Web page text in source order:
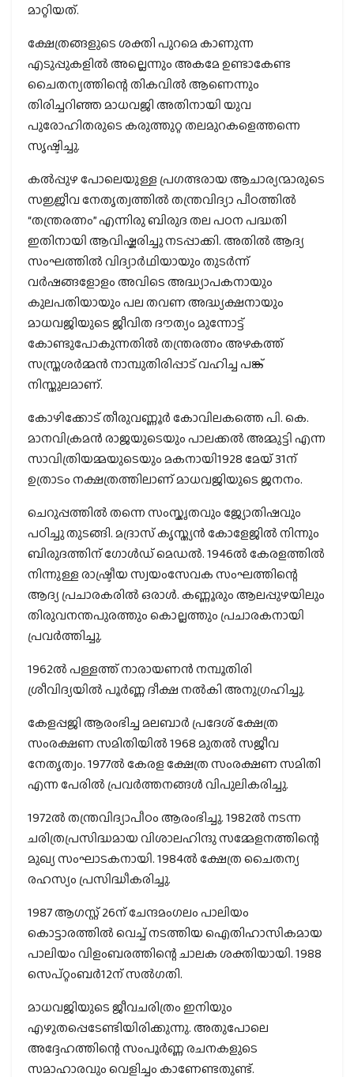
മാറ്റിയത്.
ക്ഷേത്രങ്ങളുടെ ശക്തി പുറമെ കാണുന്ന
എടുപ്പുകളിൽ അല്ലെന്നും അകമേ ഉണ്ടാകേണ്ട
ചൈതന്യത്തിന്റെ തികവിൽ ആണെന്നും
തിരിച്ചറിഞ്ഞ മാധവജി അതിനായി യുവ
പുരോഹിതരുടെ കരുത്തുറ്റ തലമുറകളെത്തന്നെ
സൃഷ്ടിച്ചു.
കൽപ്പുഴ പോലെയുള്ള പ്രഗത്ഭരായ ആചാര്യന്മാരുടെ
സജ്ജീവ നേതൃത്വത്തിൽ തന്ത്രവിദ്യാ പീഠത്തിൽ
“തന്ത്രരത്നം” എന്നിരു ബിരുദ തല പഠന പദ്ധതി
ഇതിനായി ആവിഷ്കരിച്ചു നടപ്പാക്കി. അതിൽ ആദ്യ
സംഘത്തിൽ വിദ്യാർഥിയായും തുടർന്ന്
വർഷങ്ങളോളം അവിടെ അദ്ധ്യാപകനായും
കുലപതിയായും പല തവണ അദ്ധ്യക്ഷനായും
മാധവജിയുടെ ജീവിത ദൗത്യം മുന്നോട്ട്
കോണ്ടുപോകുന്നതിൽ തന്ത്രരത്നം അഴകത്ത്
സസ്ത്രശർമ്മൻ നാമ്പുതിരിപ്പാട് വഹിച്ച പങ്ക്
നിസ്തുലമാണ്.
കോഴിക്കോട് തീരുവണ്ണൂർ കോവിലകത്തെ പി. കെ.
മാനവിക്രമൻ രാജയുടെയും പാലക്കൽ അമ്മുട്ടി എന്ന
സാവിത്രിയമ്മയുടെയും മകനായി1928 മേയ് 31ന്
ഉത്രാടം നക്ഷത്രത്തിലാണ് മാധവജിയുടെ ജനനം.
ചെറുപ്പത്തിൽ തന്നെ സംസ്കൃതവും ജ്യോതിഷവും
പഠിച്ചു തുടങ്ങി. മദ്രാസ് കൃസ്ത്യൻ കോളേജിൽ നിന്നും
ബിരുദത്തിന് ഗോൾഡ് മെഡൽ. 1946ൽ കേരളത്തിൽ
നിന്നുള്ള രാഷ്ട്രീയ സ്വയംസേവക സംഘത്തിന്റെ
ആദ്യ പ്രചാരകരിൽ ഒരാൾ. കണ്ണൂരും ആലപ്പുഴയിലും
തിരുവനന്തപുരത്തും കൊല്ലത്തും പ്രചാരകനായി
പ്രവർത്തിച്ചു.
1962ൽ പള്ളത്ത് നാരായണൻ നമ്പൂതിരി
ശ്രീവിദ്യയിൽ പൂർണ്ണ ദീക്ഷ നൽകി അനുഗ്രഹിച്ചു.
കേളപ്പജി ആരംഭിച്ച മലബാർ പ്രദേശ് ക്ഷേത്ര
സംരക്ഷണ സമിതിയിൽ 1968 മുതൽ സജീവ
നേതൃത്വം. 1977ൽ കേരള ക്ഷേത്ര സംരക്ഷണ സമിതി
എന്ന പേരിൽ പ്രവർത്തനങ്ങൾ വിപുലികരിച്ചു.
1972ൽ തന്ത്രവിദ്യാപീഠം ആരംഭിച്ചു. 1982ൽ നടന്ന
ചരിത്രപ്രസിദ്ധമായ വിശാലഹിന്ദു സമ്മേളനത്തിന്റെ
മുഖ്യ സംഘാടകനായി. 1984ൽ ക്ഷേത്ര ചൈതന്യ
രഹസ്യം പ്രസിദ്ധീകരിച്ചു.
1987 ആഗസ്റ്റ് 26ന് ചേന്ദമംഗലം പാലിയം
കൊട്ടാരത്തിൽ വെച്ച് നടത്തിയ ഐതിഹാസികമായ
പാലിയം വിളംബരത്തിന്റെ ചാലക ശക്തിയായി. 1988
സെപ്റ്റംബർ12ന് സൽഗതി.
മാധവജിയുടെ ജീവചരിത്രം ഇനിയും
എഴുതപ്പെടേണ്ടിയിരിക്കുന്നു. അതുപോലെ
അദ്ദേഹത്തിന്റെ സംപൂർണ്ണ രചനകളുടെ
സമാഹാരവും വെളിച്ചം കാണേണ്ടതുണ്ട്.